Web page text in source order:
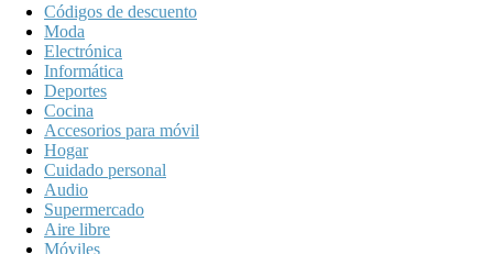
Códigos de descuento
Moda
Electrónica
Informática
Deportes
Cocina
Accesorios para móvil
Hogar
Cuidado personal
Audio
Supermercado
Aire libre
Móviles